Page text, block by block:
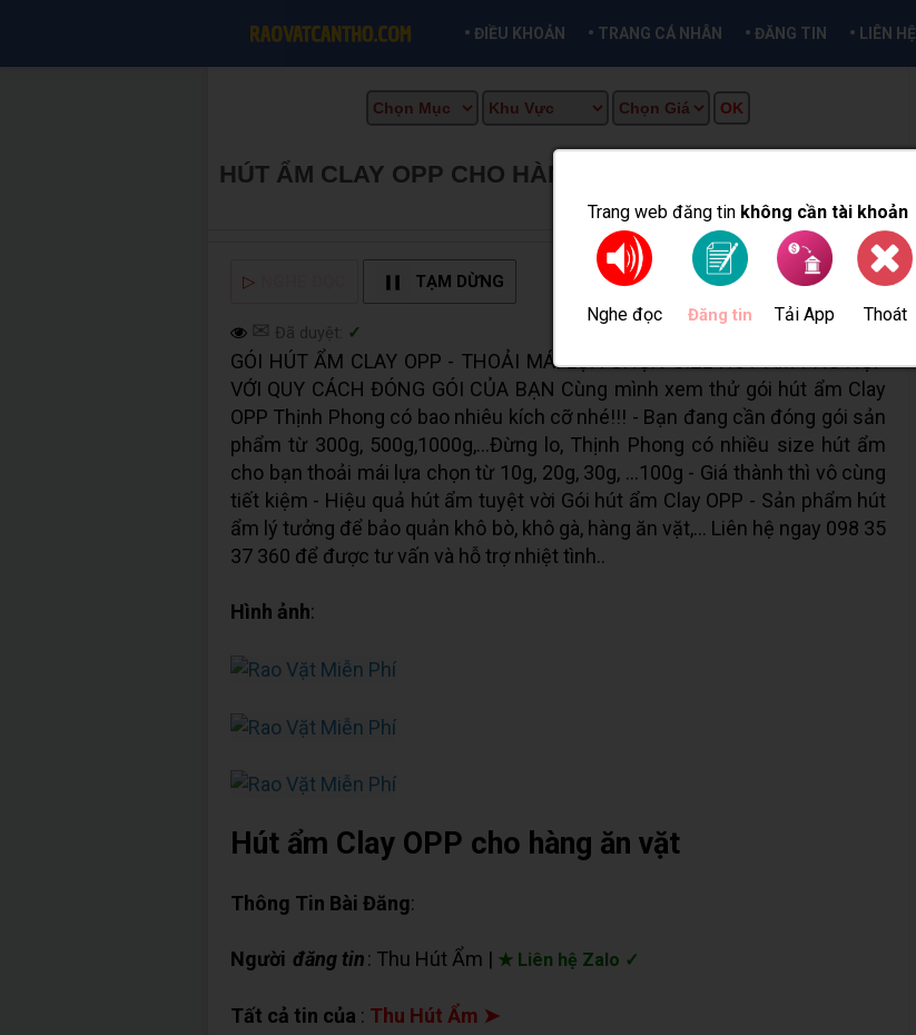
Trang web đăng tin không cần tài khoản
Nghe đọc Đăng tin Tải App Thoát
• ĐIỀU KHOẢN • TRANG CÁ NHÂN • ĐĂNG TIN • LIÊN HỆ
HÚT ẨM CLAY OPP CHO HÀNG ĂN VẶT
▷ TẠM DỪNG
✉ Đã duyệt: ✓
GÓI HÚT ẨM CLAY OPP - THOẢI MÁI LỰA CHỌN SIZE HÚT ẨM PHÙ HỢP
VỚI QUY CÁCH ĐÓNG GÓI CỦA BẠN Cùng mình xem thử gói hút ẩm Clay
OPP Thịnh Phong có bao nhiêu kích cỡ nhé!!! - Bạn đang cần đóng gói sản
phẩm từ 300g, 500g,1000g,...Đừng lo, Thịnh Phong có nhiều size hút ẩm
cho bạn thoải mái lựa chọn từ 10g, 20g, 30g, …100g - Giá thành thì vô cùng
tiết kiệm - Hiệu quả hút ẩm tuyệt vời Gói hút ẩm Clay OPP - Sản phẩm hút
ẩm lý tưởng để bảo quản khô bò, khô gà, hàng ăn vặt,... Liên hệ ngay 098 35
37 360 để được tư vấn và hỗ trợ nhiệt tình..
Hình ảnh:
Hút ẩm Clay OPP cho hàng ăn vặt
Thông Tin Bài Đăng:
Người đăng tin: Thu Hút Ẩm | ★ Liên hệ Zalo ✓
Tất cả tin của : Thu Hút Ẩm ➤